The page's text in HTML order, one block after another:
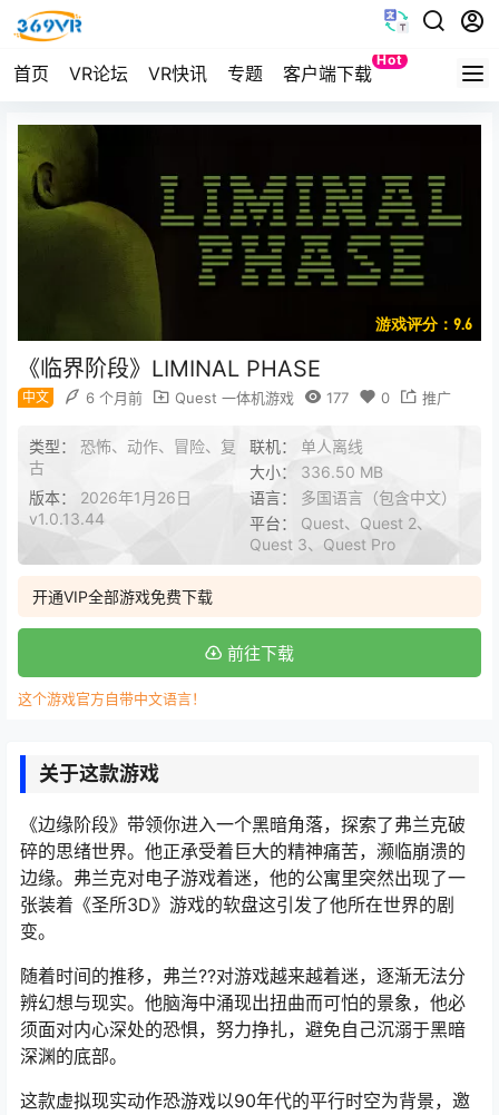
首页 VR论坛 VR快讯 专题 客户端下载
Hot
Quest
游戏评分：9.6
《临界阶段》LIMINAL PHASE
中文 6 个月前 Quest 一体机游戏 177 0 推广
类型： 恐怖、动作、冒险、复
古
联机： 单人离线
大小： 336.50 MB
版本： 2026年1月26日
v1.0.13.44
语言： 多国语言（包含中文）
平台： Quest、Quest 2、
Quest 3、Quest Pro
开通VIP全部游戏免费下载
前往下载
这个游戏官方自带中文语言！
关于这款游戏
《边缘阶段》带领你进入一个黑暗角落，探索了弗兰克破
碎的思绪世界。他正承受着巨大的精神痛苦，濒临崩溃的
边缘。弗兰克对电子游戏着迷，他的公寓里突然出现了一
张装着《圣所3D》游戏的软盘这引发了他所在世界的剧
变。
随着时间的推移，弗兰??对游戏越来越着迷，逐渐无法分
辨幻想与现实。他脑海中涌现出扭曲而可怕的景象，他必
须面对内心深处的恐惧，努力挣扎，避免自己沉溺于黑暗
深渊的底部。
这款虚拟现实动作恐游戏以90年代的平行时空为背景，邀